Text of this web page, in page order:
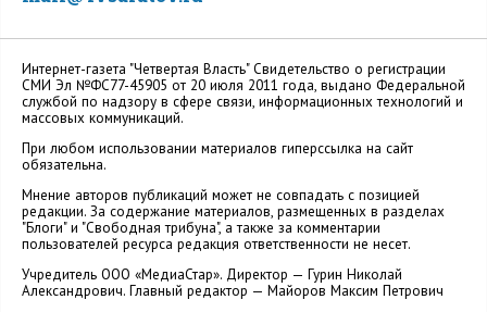
Интернет-газета "Четвертая Власть" Cвидетельство о регистрации
СМИ Эл №ФС77-45905 от 20 июля 2011 года, выдано Федеральной
службой по надзору в сфере связи, информационных технологий и
массовых коммуникаций.
При любом использовании материалов гиперссылка на сайт
обязательна.
Мнение авторов публикаций может не совпадать с позицией
редакции. За содержание материалов, размещенных в разделах
"Блоги" и "Свободная трибуна", а также за комментарии
пользователей ресурса редакция ответственности не несет.
Учредитель ООО «МедиаСтар». Директор — Гурин Николай
Александрович. Главный редактор — Майоров Максим Петрович